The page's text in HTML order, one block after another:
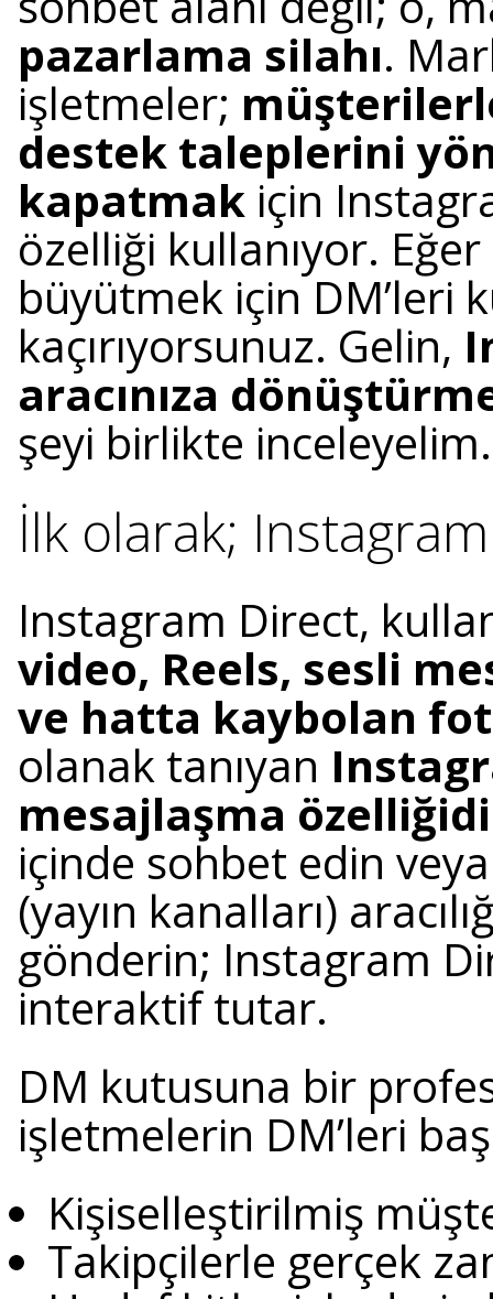
pazarlama silahı.
işletmeler;
destek taleplerini
kapatmak için
özelliği kullanıyor.
büyütmek için DM’leri
kaçırıyorsunuz. Gelin,
aracınıza
şeyi birlikte inceleyelim.
İlk olarak;
Instagram Direct,
video, Reels, sesli
ve hatta kaybolan
olanak tanıyan
mesajlaşma
içinde sohbet edin
(yayın kanalları)
gönderin; Instagram
interaktif tutar.
DM kutusuna bir
işletmelerin DM’leri
Kişiselleştirilmiş
Takipçilerle gerçek